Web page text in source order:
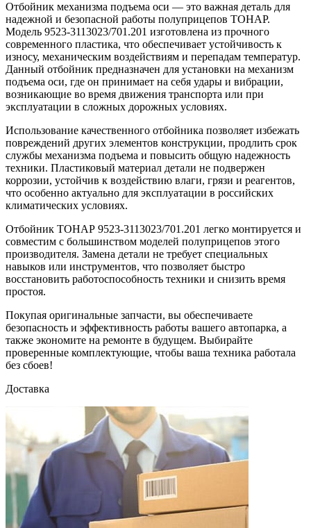
Отбойник механизма подъема оси — это важная деталь для
надежной и безопасной работы полуприцепов ТОНАР.
Модель 9523-3113023/701.201 изготовлена из прочного
современного пластика, что обеспечивает устойчивость к
износу, механическим воздействиям и перепадам температур.
Данный отбойник предназначен для установки на механизм
подъема оси, где он принимает на себя удары и вибрации,
возникающие во время движения транспорта или при
эксплуатации в сложных дорожных условиях.
Использование качественного отбойника позволяет избежать
повреждений других элементов конструкции, продлить срок
службы механизма подъема и повысить общую надежность
техники. Пластиковый материал детали не подвержен
коррозии, устойчив к воздействию влаги, грязи и реагентов,
что особенно актуально для эксплуатации в российских
климатических условиях.
Отбойник ТОНАР 9523-3113023/701.201 легко монтируется и
совместим с большинством моделей полуприцепов этого
производителя. Замена детали не требует специальных
навыков или инструментов, что позволяет быстро
восстановить работоспособность техники и снизить время
простоя.
Покупая оригинальные запчасти, вы обеспечиваете
безопасность и эффективность работы вашего автопарка, а
также экономите на ремонте в будущем. Выбирайте
проверенные комплектующие, чтобы ваша техника работала
без сбоев!
Доставка